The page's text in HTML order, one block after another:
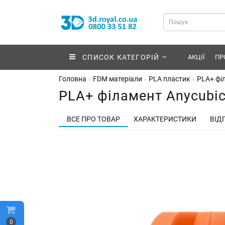
0
СПИСОК КАТЕГОРІЙ АКЦІЇ
Головна FDM матеріали PLA пластик PLA+
PLA+ філамент
ВСЕ ПРО ТОВАР ХАРАКТЕРИСТИКИ